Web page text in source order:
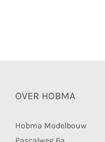
OVER HOBMA
Hobma Modelbouw